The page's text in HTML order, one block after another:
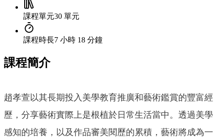
課程單元30 單元
課程時長7 小時 18 分鐘
課程簡介
趙孝萱以其長期投入美學教育推廣和藝術鑑賞的豐富經
歷，分享藝術實際上是根植於日常生活當中。透過美學
感知的培養，以及作品審美閱歷的累積，藝術將成為一